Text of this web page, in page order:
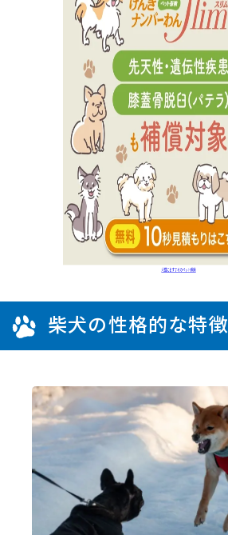
柴犬の性格的な特徴